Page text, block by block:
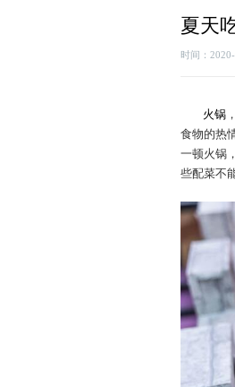
夏天
时间：
火锅
食物的热
一顿火锅
些配菜不